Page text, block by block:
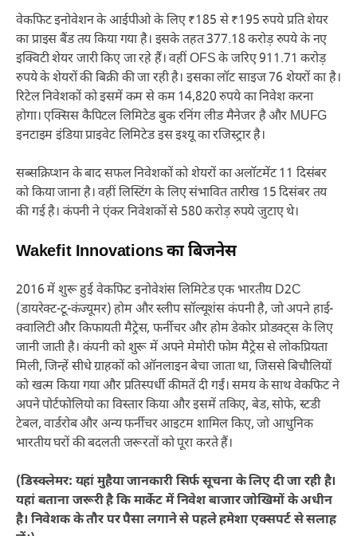
वेकफिट इनोवेशन के आईपीओ के लिए ₹185 से ₹195 रुपये प्रति शेयर
का प्राइस बैंड तय किया गया है। इसके तहत 377.18 करोड़ रुपये के नए
इक्विटी शेयर जारी किए जा रहे हैं। वहीं OFS के जरिए 911.71 करोड़
रुपये के शेयरों की बिक्री की जा रही है। इसका लॉट साइज 76 शेयरों का है।
रिटेल निवेशकों को इसमें कम से कम 14,820 रुपये का निवेश करना
होगा। एक्सिस कैपिटल लिमिटेड बुक रनिंग लीड मैनेजर है और MUFG
इनटाइम इंडिया प्राइवेट लिमिटेड इस इश्यू का रजिस्ट्रार है।
सब्सक्रिप्शन के बाद सफल निवेशकों को शेयरों का अलॉटमेंट 11 दिसंबर
को किया जाना है। वहीं लिस्टिंग के लिए संभावित तारीख 15 दिसंबर तय
की गई है। कंपनी ने एंकर निवेशकों से 580 करोड़ रुपये जुटाए थे।
Wakefit Innovations का बिजनेस
2016 में शुरू हुई वेकफिट इनोवेशंस लिमिटेड एक भारतीय D2C
(डायरेक्ट-टू-कंज्यूमर) होम और स्लीप सॉल्यूशंस कंपनी है, जो अपने हाई-
क्वालिटी और किफायती मैट्रेस, फर्नीचर और होम डेकोर प्रोडक्ट्स के लिए
जानी जाती है। कंपनी को शुरू में अपने मेमोरी फोम मैट्रेस से लोकप्रियता
मिली, जिन्हें सीधे ग्राहकों को ऑनलाइन बेचा जाता था, जिससे बिचौलियों
को खत्म किया गया और प्रतिस्पर्धी कीमतें दी गईं। समय के साथ वेकफिट ने
अपने पोर्टफोलियो का विस्तार किया और इसमें तकिए, बेड, सोफे, स्टडी
टेबल, वार्डरोब और अन्य फर्नीचर आइटम शामिल किए, जो आधुनिक
भारतीय घरों की बदलती जरूरतों को पूरा करते हैं।
(डिस्क्लेमर: यहां मुहैया जानकारी सिर्फ सूचना के लिए दी जा रही है।
यहां बताना जरूरी है कि मार्केट में निवेश बाजार जोखिमों के अधीन
है। निवेशक के तौर पर पैसा लगाने से पहले हमेशा एक्सपर्ट से सलाह